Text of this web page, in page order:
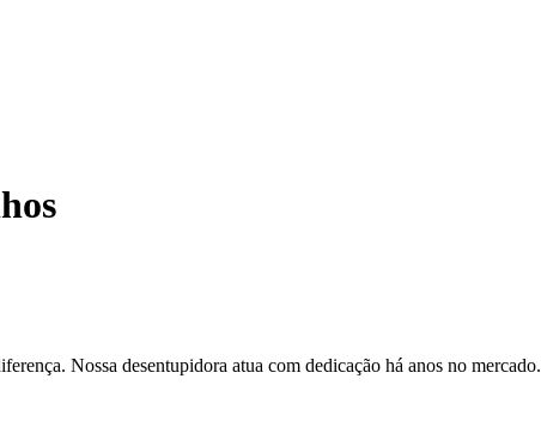
Nossa desentupidora atua com dedicação há anos no mercado.